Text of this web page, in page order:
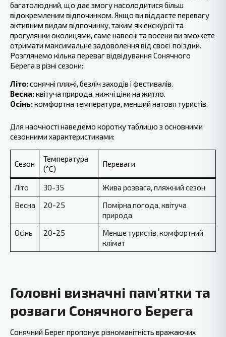
багатолюдний, що дає змогу насолодитися більш
відокремленим відпочинком. Якщо ви віддаєте перевагу
активним видам відпочинку, таким як екскурсії та
прогулянки околицями, саме навесні та восени ви зможете
отримати максимальне задоволення від своєї поїздки.
Розглянемо кілька переваг відвідування Сонячного
Берега в різні сезони:
Літо:сонячні пляжі, безліч заходів і фестивалів.
Весна:квітуча природа, нижчі ціни на житло.
Осінь:комфортна температура, менший натовп туристів.
Для наочності наведемо коротку таблицю з основними
сезонними характеристиками:
Сезон
Температура
(°C)
Переваги
Літо 30-35
Жива розвага, пляжний сезон
Весна
20-25
Помірна погода, квітуча
природа
Осінь
20-25
Менше туристів, комфортний
клімат
Головні визначні пам'ятки та
розваги Сонячного Берега
Сонячний Берег пропонує різноманітність вражаючих